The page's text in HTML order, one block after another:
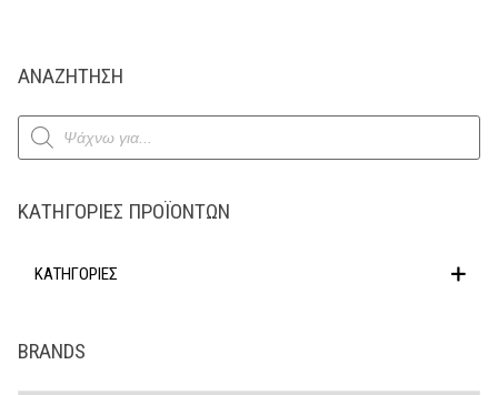
ΑΝΑΖΗΤΗΣΗ
Products
search
ΚΑΤΗΓΟΡΊΕΣ ΠΡΟΪΌΝΤΩΝ
ΚΑΤΗΓΟΡΙΕΣ
BRANDS